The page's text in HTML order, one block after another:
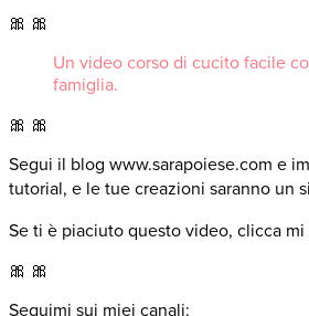
🎀 🎀
Un video corso di cucito facile
famiglia.
🎀 🎀
Segui il blog www.sarapoiese.com e
tutorial, e le tue creazioni saranno un
Se ti è piaciuto questo video, clicca
🎀 🎀
Seguimi sui miei canali: